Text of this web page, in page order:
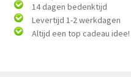
14 dagen bedenktijd
Levertijd 1-2 werkdagen
Altijd een top cadeau idee!